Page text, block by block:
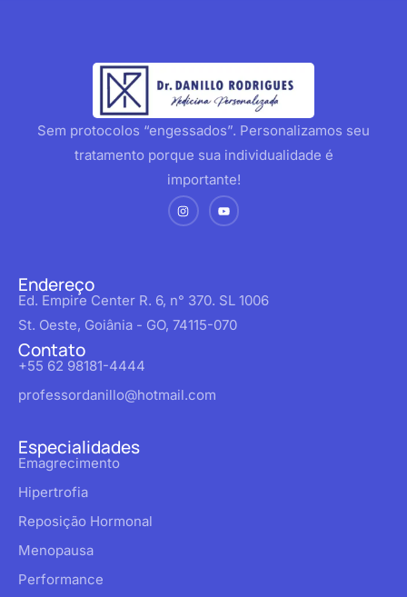
Sem protocolos “engessados”. Personalizamos seu
tratamento porque sua individualidade é
importante!
Endereço
Ed. Empire Center R. 6, n° 370. SL 1006
St. Oeste, Goiânia - GO, 74115-070
Contato
+55 62 98181-4444
professordanillo@hotmail.com
Especialidades
Emagrecimento
Hipertrofia
Reposição Hormonal
Menopausa
Performance